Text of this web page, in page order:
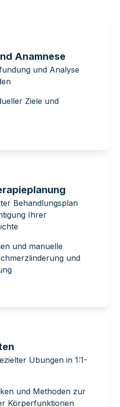
Anamnese
und Analyse
Ziele und
Behandlungsplan
Ihrer
und manuelle
und
Übungen in 1:1-
und Methoden zur
Körperfunktionen